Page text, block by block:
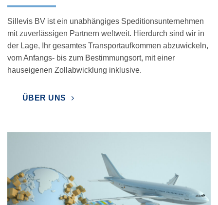
Sillevis BV ist ein unabhängiges Speditionsunternehmen
mit zuverlässigen Partnern weltweit. Hierdurch sind wir in
der Lage, Ihr gesamtes Transportaufkommen abzuwickeln,
vom Anfangs- bis zum Bestimmungsort, mit einer
hauseigenen Zollabwicklung inklusive.
ÜBER UNS